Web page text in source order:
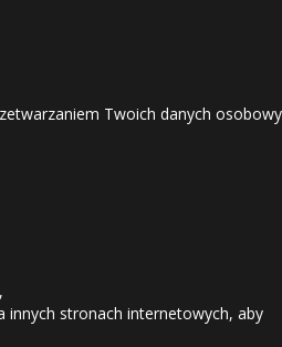
Twoich danych
innych stronach internetowych, aby